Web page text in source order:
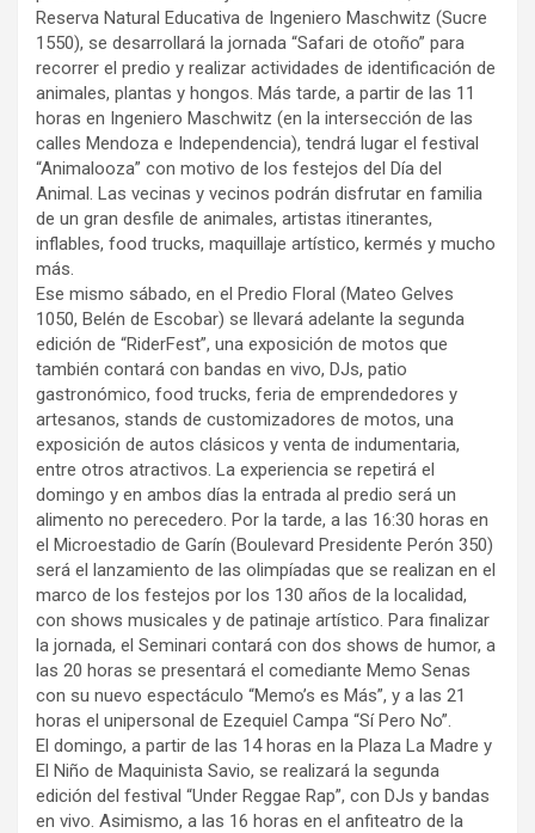
Reserva Natural Educativa de Ingeniero Maschwitz (Sucre
1550), se desarrollará la jornada “Safari de otoño” para
recorrer el predio y realizar actividades de identificación de
animales, plantas y hongos. Más tarde, a partir de las 11
horas en Ingeniero Maschwitz (en la intersección de las
calles Mendoza e Independencia), tendrá lugar el festival
“Animalooza” con motivo de los festejos del Día del
Animal. Las vecinas y vecinos podrán disfrutar en familia
de un gran desfile de animales, artistas itinerantes,
inflables, food trucks, maquillaje artístico, kermés y mucho
más.
Ese mismo sábado, en el Predio Floral (Mateo Gelves
1050, Belén de Escobar) se llevará adelante la segunda
edición de “RiderFest”, una exposición de motos que
también contará con bandas en vivo, DJs, patio
gastronómico, food trucks, feria de emprendedores y
artesanos, stands de customizadores de motos, una
exposición de autos clásicos y venta de indumentaria,
entre otros atractivos. La experiencia se repetirá el
domingo y en ambos días la entrada al predio será un
alimento no perecedero. Por la tarde, a las 16:30 horas en
el Microestadio de Garín (Boulevard Presidente Perón 350)
será el lanzamiento de las olimpíadas que se realizan en el
marco de los festejos por los 130 años de la localidad,
con shows musicales y de patinaje artístico. Para finalizar
la jornada, el Seminari contará con dos shows de humor, a
las 20 horas se presentará el comediante Memo Senas
con su nuevo espectáculo “Memo’s es Más”, y a las 21
horas el unipersonal de Ezequiel Campa “Sí Pero No”.
El domingo, a partir de las 14 horas en la Plaza La Madre y
El Niño de Maquinista Savio, se realizará la segunda
edición del festival “Under Reggae Rap”, con DJs y bandas
en vivo. Asimismo, a las 16 horas en el anfiteatro de la